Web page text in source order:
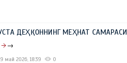
ДЕҲҚОННИНГ МЕҲНАТ САМАРАСИ
→
май 2026, 18:39 0